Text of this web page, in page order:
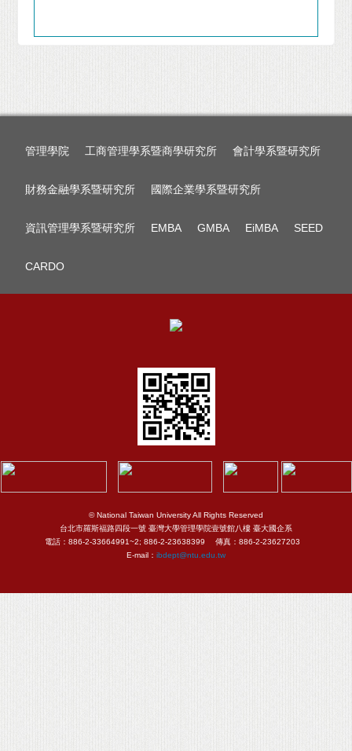
管理學院 工商管理學系暨商學研究所 會計學系暨研究所
財務金融學系暨研究所 國際企業學系暨研究所
資訊管理學系暨研究所 EMBA GMBA EiMBA SEED
CARDO
© National Taiwan University All Rights Reserved
台北市羅斯福路四段一號 臺灣大學管理學院壹號館八樓 臺大國企系
電話：886-2-33664991~2; 886-2-23638399 傳真：886-2-23627203
E-mail： ibdept@ntu.edu.tw